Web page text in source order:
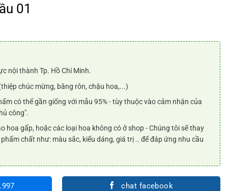
01
nội thành Tp. Hồ Chí Minh.
chúc mừng, băng rôn, chậu hoa,...)
có thể gần giống với mẫu 95% - tùy thuộc vào cảm nhận của
công".
hoa gấp, hoặc các loại hoa không có ở shop - Chúng tôi sẽ thay
chất như: màu sắc, kiểu dáng, giá trị .. để đáp ứng nhu cầu
chat facebook